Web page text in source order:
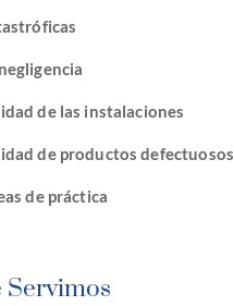
de las instalaciones
de productos defectuosos
de práctica
Servimos